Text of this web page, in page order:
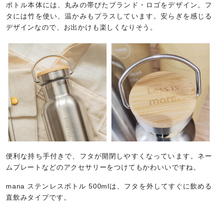
ボトル本体には、丸みの帯びたブランド・ロゴをデザイン。フ
タには竹を使い、温かみもプラスしています。安らぎを感じる
デザインなので、お出かけも楽しくなりそう。
便利な持ち手付きで、フタが開閉しやすくなっています。ネー
ムプレートなどのアクセサリーをつけてもかわいいですね。
mana ステンレスボトル 500mlは、フタを外してすぐに飲める
直飲みタイプです。